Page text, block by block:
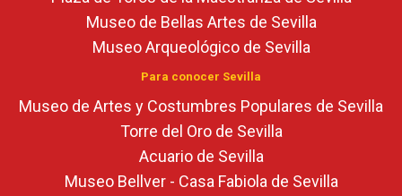
Museo de Bellas Artes de Sevilla
Museo Arqueológico de Sevilla
Para conocer Sevilla
Museo de Artes y Costumbres Populares de Sevilla
Torre del Oro de Sevilla
Acuario de Sevilla
Museo Bellver - Casa Fabiola de Sevilla